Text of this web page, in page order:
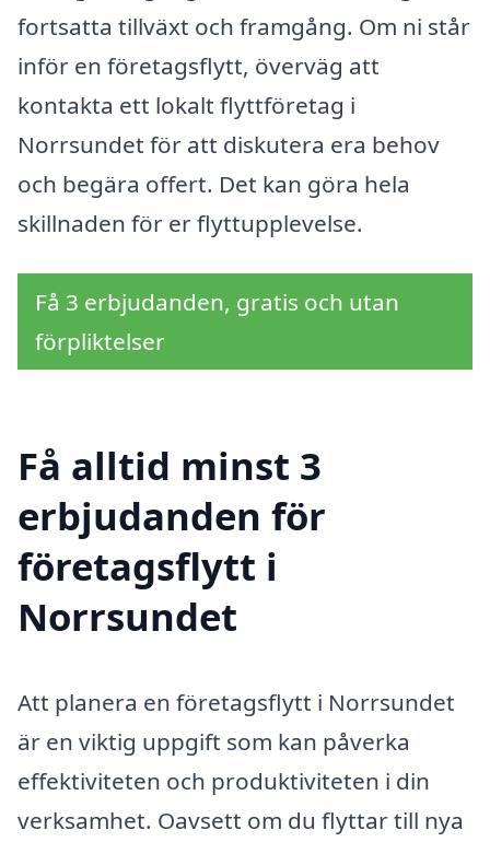
fortsatta tillväxt och framgång. Om ni står
inför en företagsflytt, överväg att
kontakta ett lokalt flyttföretag i
Norrsundet för att diskutera era behov
och begära offert. Det kan göra hela
skillnaden för er flyttupplevelse.
Få 3 erbjudanden, gratis och utan
förpliktelser
Få alltid minst 3
erbjudanden för
företagsflytt i
Norrsundet
Att planera en företagsflytt i Norrsundet
är en viktig uppgift som kan påverka
effektiviteten och produktiviteten i din
verksamhet. Oavsett om du flyttar till nya